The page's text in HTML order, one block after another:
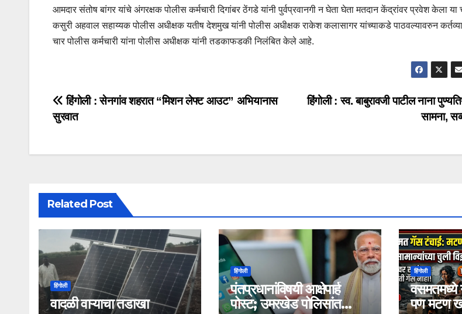
आमदार संतोष बांगर यांचे अंगरक्षक पोलीस कर्मचारी दिगांबर ठेंगडे यांनी पुर्वप्रवानगी न घेता घेता मतदान केंद्रांवर प्रवेश केला या
कसुरी अहवाल सहाय्यक पोलीस अधीक्षक यतीष देशमुख यांनी पोलीस अधीक्षक राकेश कलासागर यांच्याकडे पाठवल्यावरुन
चार पोलीस कर्मचारी यांना पोलीस अधीक्षक यांनी तडकाफडकी निलंबित केले आहे.
हिंगोली : स्व. बाबुरावजी पाटील नाना
सामना,
हिंगोली : सेनगांव शहरात “मिशन लेफ्ट आउट” अभियानास
सुरवात
Related Post
हिंगोली
वादळी वाऱ्याचा तडाखा
हिंगोली
पंतप्रधानांविषयी आक्षेपार्ह
पोस्ट; उमरखेड पोलिसांत
हिंगोली
पण मटण